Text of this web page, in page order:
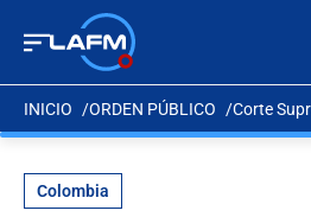
INICIO ORDEN PÚBLICO Corte
Colombia